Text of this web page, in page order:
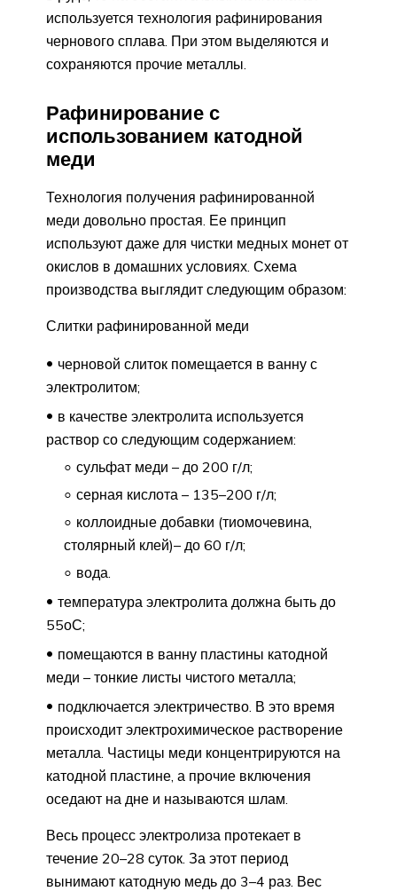
используется технология рафинирования
чернового сплава. При этом выделяются и
сохраняются прочие металлы.
Рафинирование с
использованием катодной
меди
Технология получения рафинированной
меди довольно простая. Ее принцип
используют даже для чистки медных монет от
окислов в домашних условиях. Схема
производства выглядит следующим образом:
Слитки рафинированной меди
черновой слиток помещается в ванну с
электролитом;
в качестве электролита используется
раствор со следующим содержанием:
сульфат меди – до 200 г/л;
серная кислота – 135–200 г/л;
коллоидные добавки (тиомочевина,
столярный клей)– до 60 г/л;
вода.
температура электролита должна быть до
55оС;
помещаются в ванну пластины катодной
меди – тонкие листы чистого металла;
подключается электричество. В это время
происходит электрохимическое растворение
металла. Частицы меди концентрируются на
катодной пластине, а прочие включения
оседают на дне и называются шлам.
Весь процесс электролиза протекает в
течение 20–28 суток. За этот период
вынимают катодную медь до 3–4 раз. Вес